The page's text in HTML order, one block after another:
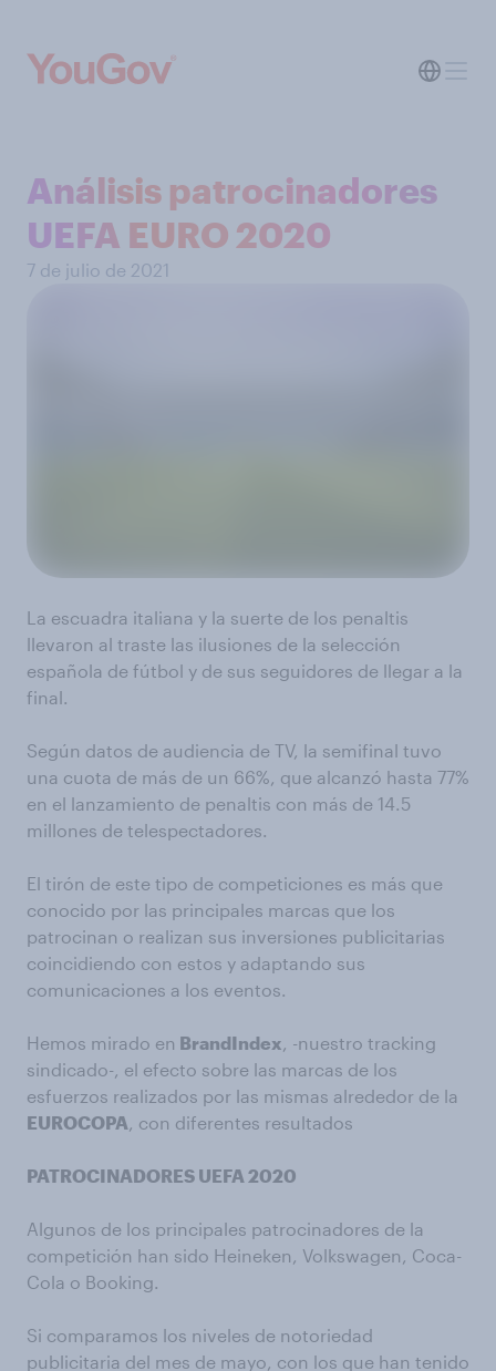
Análisis patrocinadores
UEFA EURO 2020
7 de julio de 2021
La escuadra italiana y la suerte de los penaltis
llevaron al traste las ilusiones de la selección
española de fútbol y de sus seguidores de llegar a la
final.
Según datos de audiencia de TV, la semifinal tuvo
una cuota de más de un 66%, que alcanzó hasta 77%
en el lanzamiento de penaltis con más de 14.5
millones de telespectadores.
El tirón de este tipo de competiciones es más que
conocido por las principales marcas que los
patrocinan o realizan sus inversiones publicitarias
coincidiendo con estos y adaptando sus
comunicaciones a los eventos.
Hemos mirado en BrandIndex, -nuestro tracking
sindicado-, el efecto sobre las marcas de los
esfuerzos realizados por las mismas alrededor de la
EUROCOPA, con diferentes resultados
PATROCINADORES UEFA 2020
Algunos de los principales patrocinadores de la
competición han sido Heineken, Volkswagen, Coca-
Cola o Booking.
Si comparamos los niveles de notoriedad
publicitaria del mes de mayo, con los que han tenido